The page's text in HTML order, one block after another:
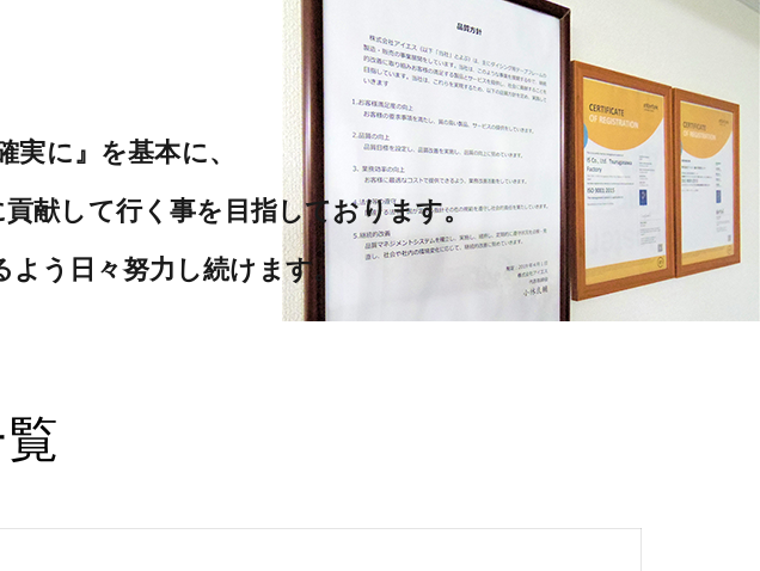
に』を基本に、
指しております。
う日々努力し続けます。